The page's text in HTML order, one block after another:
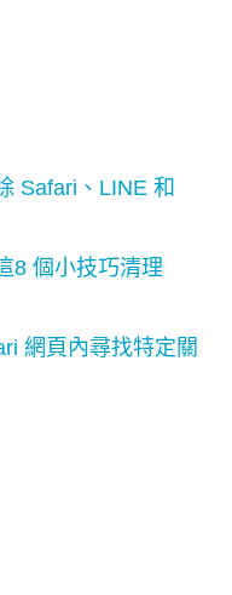
Safari、LINE 和
8 個小技巧清理
網頁內尋找特定關